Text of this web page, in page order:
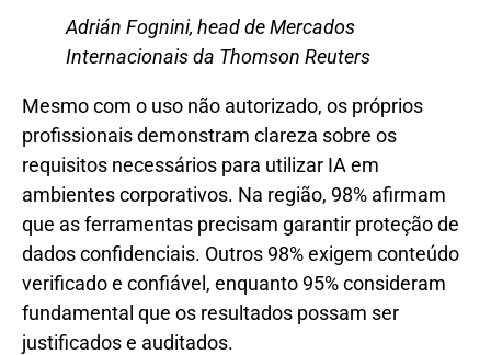
Adrián Fognini, head de Mercados
Internacionais da Thomson Reuters
Mesmo com o uso não autorizado, os próprios
profissionais demonstram clareza sobre os
requisitos necessários para utilizar IA em
ambientes corporativos. Na região, 98% afirmam
que as ferramentas precisam garantir proteção de
dados confidenciais. Outros 98% exigem conteúdo
verificado e confiável, enquanto 95% consideram
fundamental que os resultados possam ser
justificados e auditados.